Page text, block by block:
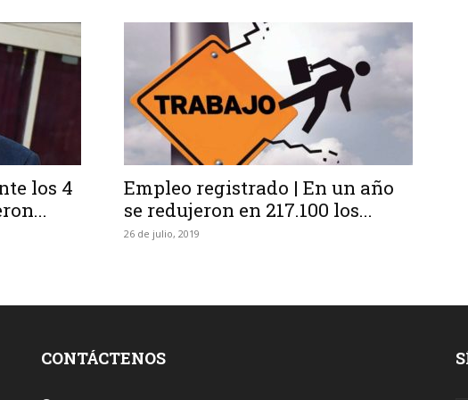
los 4
Empleo registrado | En un año
se redujeron en 217.100 los...
26 de julio, 2019
CONTÁCTENOS